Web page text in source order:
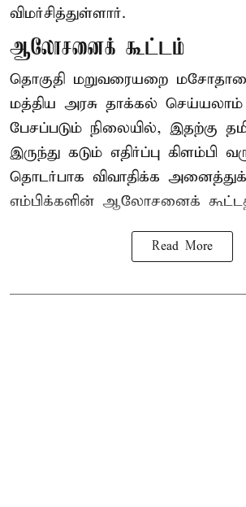
விமர்சித்துள்ளார்.
ஆலோசனைக் கூட்டம்
தொகுதி மறுவரையறை
மத்திய அரசு தாக்கல்
பேசப்படும் நிலையில், இதற்கு
இருந்து கடும் எதிர்ப்பு கிளம்பி
தொடர்பாக விவாதிக்க அனைத்துக்
எம்பிக்களின் ஆலோசனைக்
Read More